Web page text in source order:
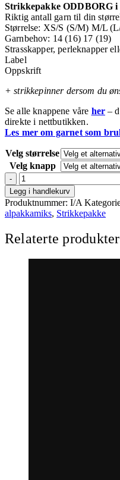
Strikkepakke ODDBORG i
Riktig antall garn til din
Størrelse: XS/S (S/M) M/L
Garnbehov: 14 (16) 17 (19)
Strasskapper, perleknapper
Label
Oppskrift
+ strikkepinner dersom du
Se alle knappene våre her –
direkte i nettbutikken.
Les mer om garnet som
Velg størrelse
Velg knapp
Strikkepakke
ODDBORG
mosegrønn
(puno)
antall
Legg i handlekurv
Produktnummer: I/A
alpakkamiks, Strikkepakke
Relaterte produkter